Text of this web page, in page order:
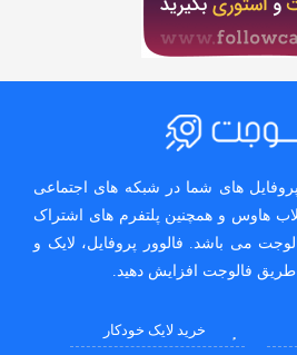
های شما در شبکه های اجتماعی
کلاب هاوس و همچنین پلتفرم های اشتراک
می باشد. فالوور پروفایل، لایک و
طریق فالوجت افزایش دهید.
خرید لایک خودکار